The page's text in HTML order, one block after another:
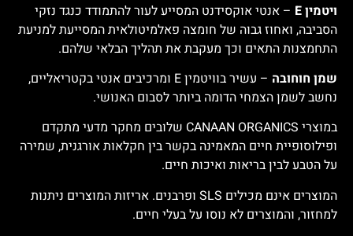
ויטמין E
– אנטי אוקסידנט המסייע לעור להתמודד כנגד נזקי
הסביבה, ואחוז גבוה של חומצה פאלמיטולאית המסייעת למניעת
התחמצנות התאים וכך מעקבת את תהליך הבלאי שלהם.
שמן חוחובה
– עשיר בוויטמין E ומרכיבים אנטי בקטריאליים,
נחשב לשמן הצמחי הדומה ביותר לסבום האנושי.
במוצרי CANAAN ORGANICS שלובים מחקר מדעי מתקדם
ופילוסופיית חיים המאמינה בקשר בין חקלאות אורגנית, שמירה
על הטבע לבין בריאות ואיכות חיים.
המוצרים אינם מכילים SLS ופרבנים. אריזות המוצרים ניתנות
למחזור, והמוצרים לא נוסו על בעלי חיים.